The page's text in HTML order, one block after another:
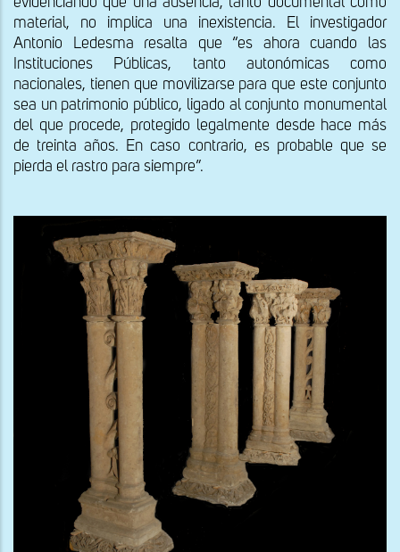
material, no implica una inexistencia. El investigador
Antonio Ledesma resalta que “es ahora cuando las
Instituciones Públicas, tanto autonómicas como
nacionales, tienen que movilizarse para que este conjunto
sea un patrimonio público, ligado al conjunto monumental
del que procede, protegido legalmente desde hace más
de treinta años. En caso contrario, es probable que se
pierda el rastro para siempre”.